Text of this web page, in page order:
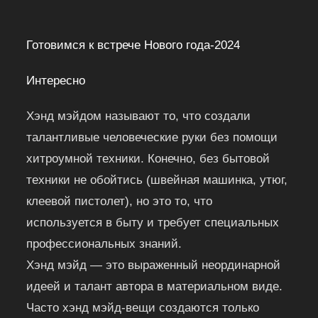
Готовимся к встрече Нового года-2024
Интересно
Хэнд мэйдом называют то, что создали
талантливые человеческие руки без помощи
хитроумной техники. Конечно, без бытовой
техники не обойтись (швейная машинка, утюг,
клеевой пистолет), но это то, что
используется в быту и требует специальных
профессиональных знаний.
Хэнд мэйд — это выраженный неординарной
идеей и талант автора в материальном виде.
Часто хэнд мэйд-вещи создаются только